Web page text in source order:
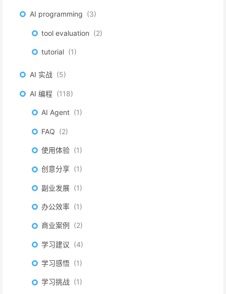
AI programming 3
tool evaluation 2
tutorial 1
AI 实战 5
AI 编程 118
AI Agent 1
FAQ 2
使用体验 1
创意分享 1
副业发展 1
办公效率 1
商业案例 2
学习建议 4
学习感悟 1
学习挑战 1